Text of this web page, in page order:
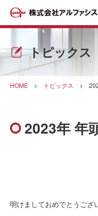
トピックス
HOME > トピックス >
2023年 年
明けましておめでとうござ